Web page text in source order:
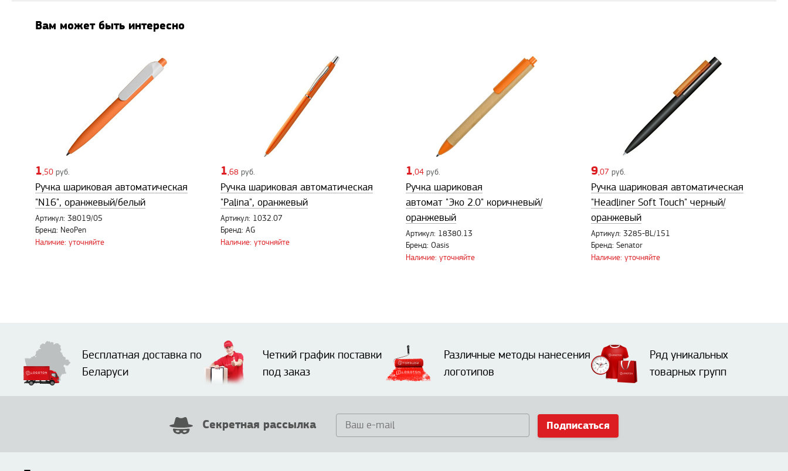
Вам может быть интересно
1,50 руб.
Ручка шариковая автоматическая
"N16", оранжевый/белый
Артикул: 38019/05
Бренд: NeoPen
Наличие: уточняйте
1,68 руб.
Ручка шариковая автоматическая
"Palina", оранжевый
Артикул: 1032.07
Бренд: AG
Наличие: уточняйте
1,04 руб.
Ручка шариковая
автомат "Эко 2.0" коричневый/
оранжевый
Артикул: 18380.13
Бренд: Oasis
Наличие: уточняйте
9,07 руб.
Ручка шариковая автоматическая
"Headliner Soft Touch" черный/
оранжевый
Артикул: 3285-BL/151
Бренд: Senator
Наличие: уточняйте
Бесплатная доставка по
Беларуси
Четкий график поставки
под заказ
Различные методы нанесения
логотипов
Ряд уникальных
товарных групп
Секретная рассылка Подписаться